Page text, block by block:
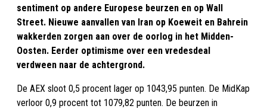
sentiment op andere Europese beurzen en op Wall
Street. Nieuwe aanvallen van Iran op Koeweit en Bahrein
wakkerden zorgen aan over de oorlog in het Midden-
Oosten. Eerder optimisme over een vredesdeal
verdween naar de achtergrond.
De AEX sloot 0,5 procent lager op 1043,95 punten. De MidKap
verloor 0,9 procent tot 1079,82 punten. De beurzen in